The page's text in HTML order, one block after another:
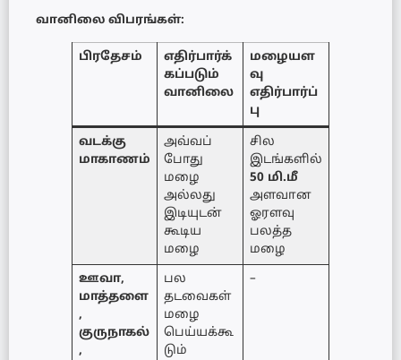
வானிலை விபரங்கள்:
பிரதேசம்
எதிர்பார்க்
கப்படும்
வானிலை
மழையள
வு
எதிர்பார்ப்
பு
வடக்கு
மாகாணம்
அவ்வப்
போது
மழை
அல்லது
இடியுடன்
கூடிய
மழை
சில
இடங்களில்
50 மி.மீ
அளவான
ஓரளவு
பலத்த
மழை
ஊவா,
மாத்தளை
,
குருநாகல்
,
பல
தடவைகள்
மழை
பெய்யக்கூ
டும்
–